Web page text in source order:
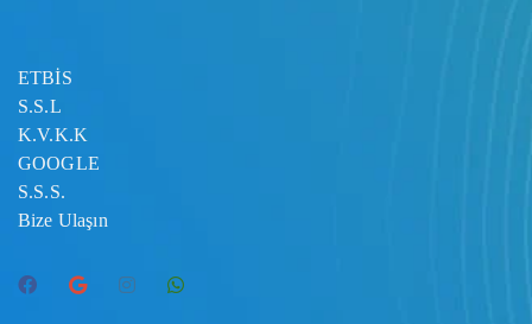
ETBİS
S.S.L
K.V.K.K
GOOGLE
S.S.S.
Bize Ulaşın